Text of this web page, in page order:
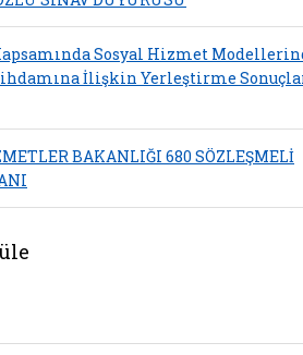
Sosyal Hizmet
İlişkin Yerleştirme
BAKANLIĞI 680 SÖZLEŞMELİ